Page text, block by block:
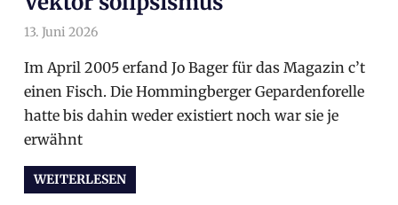
13. Juni 2026
Im April 2005 erfand Jo Bager für das Magazin c’t
einen Fisch. Die Hommingberger Gepardenforelle
hatte bis dahin weder existiert noch war sie je
erwähnt
WEITERLESEN